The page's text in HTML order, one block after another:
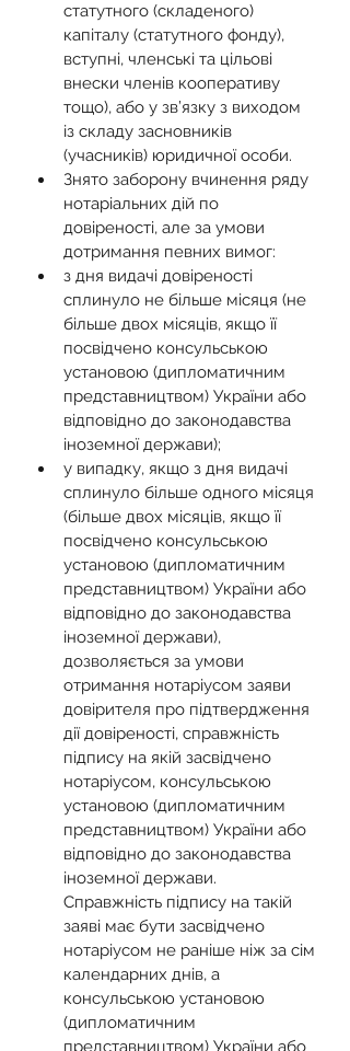
статутного (складеного)
капіталу (статутного фонду),
вступні, членські та цільові
внески членів кооперативу
тощо), або у зв’язку з виходом
із складу засновників
(учасників) юридичної особи.
Знято заборону вчинення ряду
нотаріальних дій по
довіреності, але за умови
дотримання певних вимог:
з дня видачі довіреності
сплинуло не більше місяця (не
більше двох місяців, якщо її
посвідчено консульською
установою (дипломатичним
представництвом) України або
відповідно до законодавства
іноземної держави);
у випадку, якщо з дня видачі
сплинуло більше одного місяця
(більше двох місяців, якщо її
посвідчено консульською
установою (дипломатичним
представництвом) України або
відповідно до законодавства
іноземної держави),
дозволяється за умови
отримання нотаріусом заяви
довірителя про підтвердження
дії довіреності, справжність
підпису на якій засвідчено
нотаріусом, консульською
установою (дипломатичним
представництвом) України або
відповідно до законодавства
іноземної держави.
Справжність підпису на такій
заяві має бути засвідчено
нотаріусом не раніше ніж за сім
календарних днів, а
консульською установою
(дипломатичним
представництвом) України або